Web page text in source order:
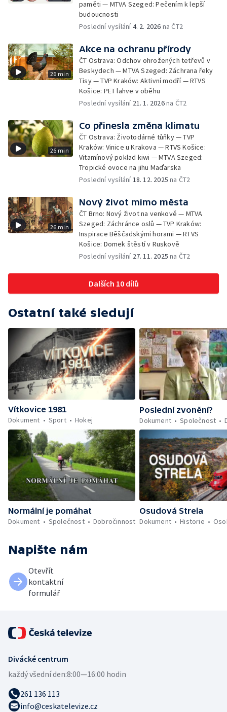
paměti — MTVA Szeged: Pečením k lepší
budoucnosti
Poslední vysílání4. 2. 2026 na ČT2
26 min
Akce na ochranu přírody
ČT Ostrava: Odchov ohrožených tetřevů v
Beskydech — MTVA Szeged: Záchrana řeky
Tisy — TVP Kraków: Aktivní modří — RTVS
Košice: PET lahve v oběhu
Poslední vysílání 21. 1. 2026na ČT2
26 min
Co přinesla změna klimatu
ČT Ostrava: Životodárné tůňky — TVP
Kraków: Vinice u Krakova — RTVS Košice:
Vitamínový poklad kiwi — MTVA Szeged:
Tropické ovoce na jihu Maďarska
Poslední vysílání18. 12. 2025 na ČT2
26 min
Nový život mimo města
ČT Brno: Nový život na venkově — MTVA
Szeged: Záchránce oslů — TVP Kraków:
Inspirace Běščadskými horami — RTVS
Košice: Domek štěstí v Ruskově
Poslední vysílání 27. 11. 2025 na ČT2
Dalších 10 dílů
Ostatní také sledují
Vítkovice 1981
Dokument
Sport Hokej
Poslední zvonění?
Dokument
Společnost
Normální je pomáhat
Dokument
Společnost Dobročinnost
Osudová Strela
Dokument
Historie
Napište nám
Otevřít
kontaktní
formulář
Divácké centrum
každý všední den:8:00—16:00 hodin
261 136 113
info@ceskatelevize.cz